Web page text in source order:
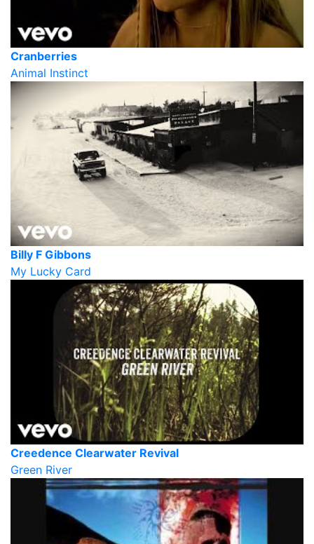
Cranberries
Animal Instinct
Billy F Gibbons
My Lucky Card
Creedence Clearwater Revival
Green River